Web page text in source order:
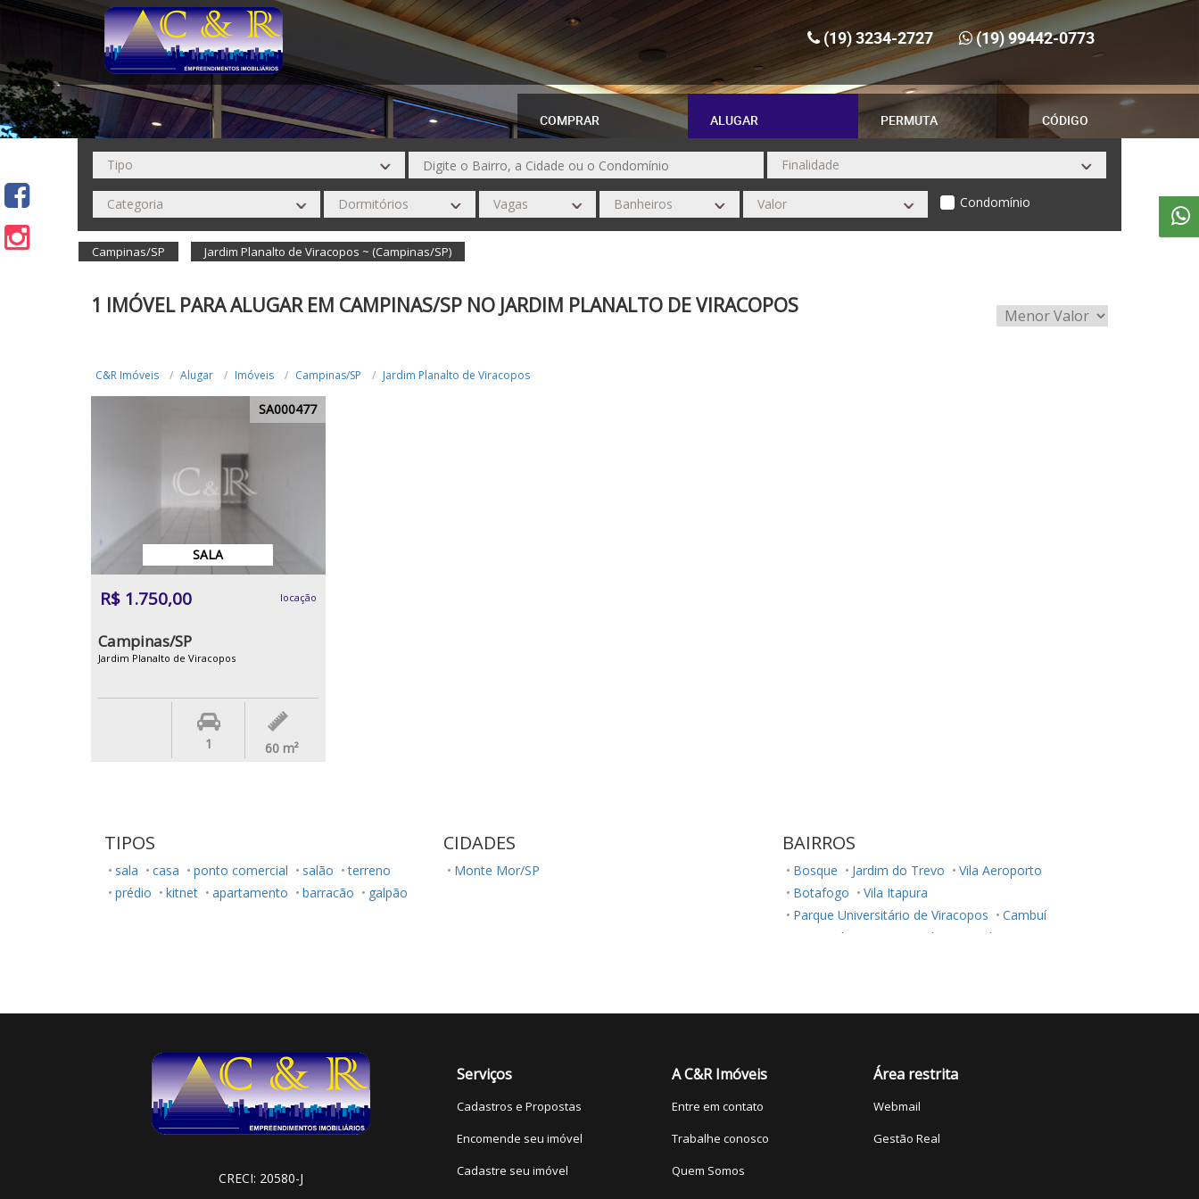
(19) 99442-0773
(19) 3234-2727
COMPRAR ALUGAR PERMUTA CÓDIGO
Condomínio
Campinas/SP Jardim Planalto de Viracopos ~ (Campinas/SP)
1 IMÓVEL PARA ALUGAR EM CAMPINAS/SP NO JARDIM PLANALTO DE VIRACOPOS
C&R Imóveis Alugar Imóveis Campinas/SP Jardim Planalto de Viracopos
SA000477
SALA
R$ 1.750,00 locação
Campinas/SP
Jardim Planalto de Viracopos
1 60 m²
TIPOS
sala casa ponto comercial salão
terreno
prédio
kitnet apartamento barracão galpão
CIDADES
Monte Mor/SP
BAIRROS
Bosque Jardim do Trevo
Vila Aeroporto
Botafogo
Vila Itapura
Parque Universitário de Viracopos
Cambuí
Taquaral
Jardim Guanabara
CRECI: 20580-J
Serviços
Cadastros e Propostas
Encomende seu imóvel
Cadastre seu imóvel
A C&R Imóveis
Entre em contato
Trabalhe conosco
Quem Somos
Área restrita
Webmail
Gestão Real